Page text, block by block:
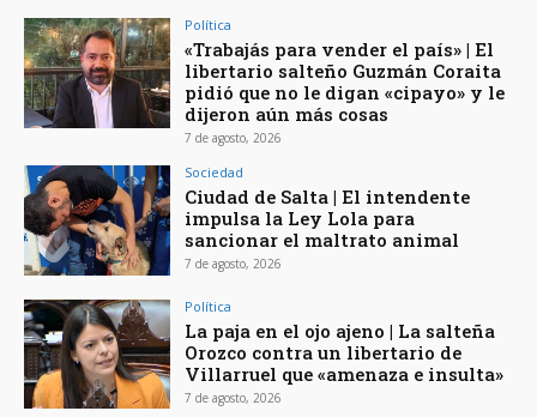
Política
«Trabajás para vender el país» | El
libertario salteño Guzmán Coraita
pidió que no le digan «cipayo» y le
dijeron aún más cosas
7 de agosto, 2026
Sociedad
Ciudad de Salta | El intendente
impulsa la Ley Lola para
sancionar el maltrato animal
7 de agosto, 2026
Política
La paja en el ojo ajeno | La salteña
Orozco contra un libertario de
Villarruel que «amenaza e insulta»
7 de agosto, 2026